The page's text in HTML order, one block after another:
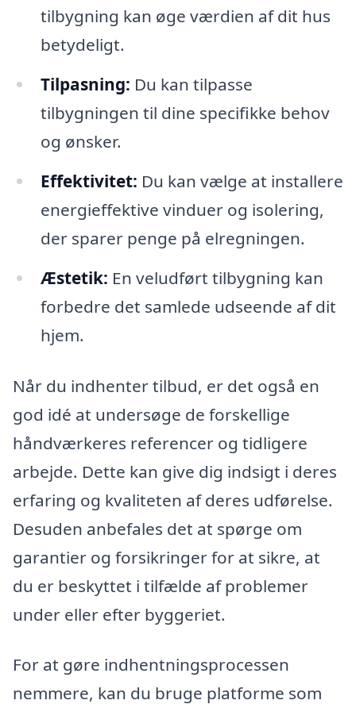
tilbygning kan øge værdien af dit hus
betydeligt.
Tilpasning: Du kan tilpasse
tilbygningen til dine specifikke behov
og ønsker.
Effektivitet: Du kan vælge at installere
energieffektive vinduer og isolering,
der sparer penge på elregningen.
Æstetik: En veludført tilbygning kan
forbedre det samlede udseende af dit
hjem.
Når du indhenter tilbud, er det også en
god idé at undersøge de forskellige
håndværkeres referencer og tidligere
arbejde. Dette kan give dig indsigt i deres
erfaring og kvaliteten af deres udførelse.
Desuden anbefales det at spørge om
garantier og forsikringer for at sikre, at
du er beskyttet i tilfælde af problemer
under eller efter byggeriet.
For at gøre indhentningsprocessen
nemmere, kan du bruge platforme som